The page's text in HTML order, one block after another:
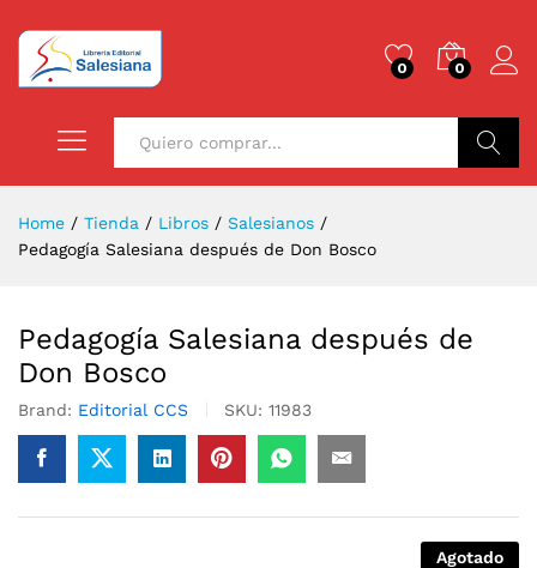
0 0
Home / Tienda / Libros / Salesianos /
Pedagogía Salesiana después de Don Bosco
Pedagogía Salesiana después de
Don Bosco
Brand: Editorial CCS SKU: 11983
Agotado